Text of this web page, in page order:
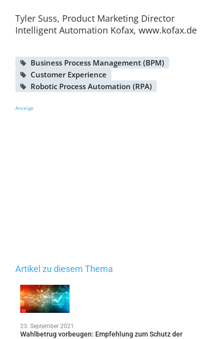
Tyler Suss, Product Marketing Director
Intelligent Automation Kofax, www.kofax.de
Business Process Management (BPM)
Customer Experience
Robotic Process Automation (RPA)
Anzeige
Artikel zu diesem Thema
23. September 2021
Wahlbetrug vorbeugen: Empfehlung zum Schutz der